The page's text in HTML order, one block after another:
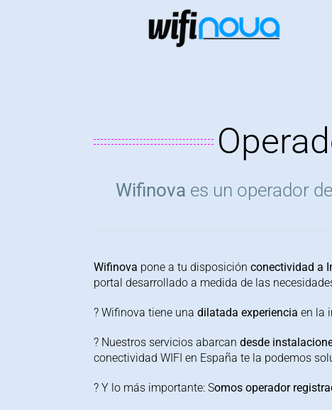
Wifinova es un operador
Wifinova pone a tu disposición conectividad a
portal desarrollado a medida de las
? Wifinova tiene una dilatada experiencia en la
? Nuestros servicios abarcan desde
conectividad WIFI en España te la podemos
? Y lo más importante: Somos operador